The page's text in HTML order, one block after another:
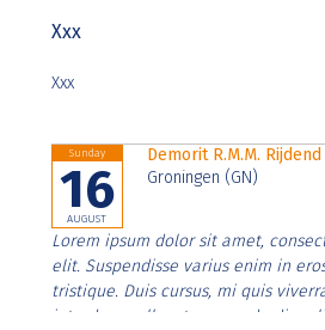
Xxx
Xxx
Sunday
16
AUGUST
Demorit R.M.M.
Groningen (GN)
Lorem ipsum dolor sit amet,
elit. Suspendisse varius enim in
tristique. Duis cursus, mi quis
interdum nulla, ut commodo diam